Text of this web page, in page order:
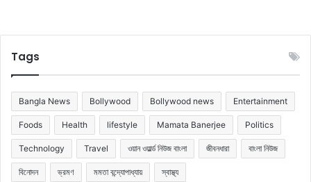
Tags
Bangla News Bollywood Bollywood news Entertainment
Foods Health lifestyle Mamata Banerjee Politics
Technology Travel ওয়ান ওয়ার্ল্ড নিউজ বাংলা জীবনধারা বাংলা নিউজ
বিনোদন ভ্রমণ মমতা বন্দ্যোপাধ্যায় স্বাস্থ্য